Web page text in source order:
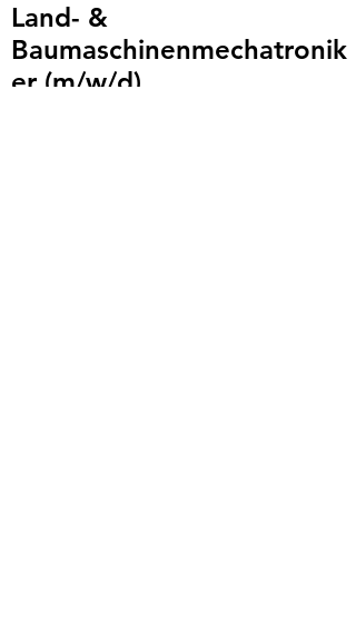
Land- &
Baumaschinenmechatronik
er (m/w/d)